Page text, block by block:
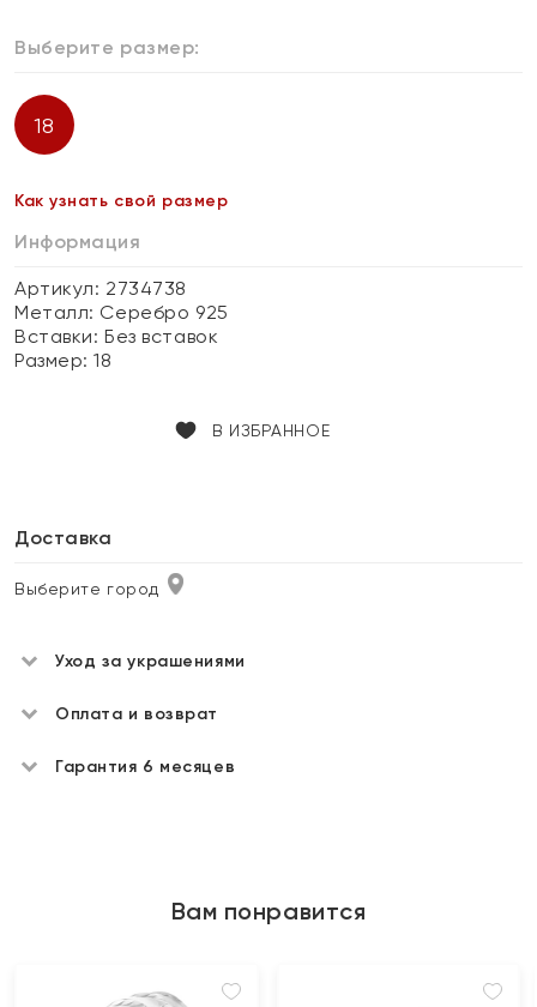
Выберите размер:
18
Как узнать свой размер
Информация
Артикул: 2734738
Металл: Серебро 925
Вставки:Без вставок
Размер:18
В ИЗБРАННОЕ
Доставка
Выберите город
Уход за украшениями
Оплата и возврат
Гарантия 6 месяцев
Вам понравится